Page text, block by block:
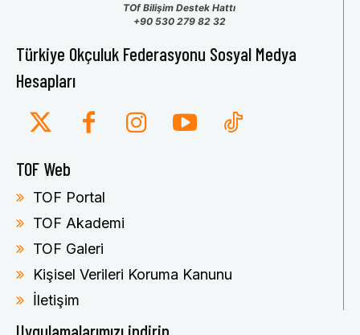
TOf Bilişim Destek Hattı
+90 530 279 82 32
Türkiye Okçuluk Federasyonu Sosyal Medya
Hesapları
TOF Web
TOF Portal
TOF Akademi
TOF Galeri
Kişisel Verileri Koruma Kanunu
İletişim